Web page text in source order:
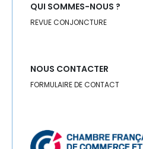
SÉISME
SOCIAL
QUI SOMMES-NOUS ?
REVUE CONJONCTURE
NOUS CONTACTER
FORMULAIRE DE CONTACT